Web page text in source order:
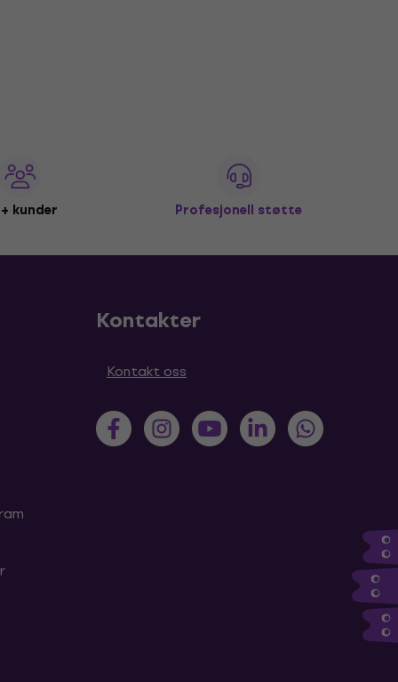
kunder Profesjonell støtte
Kontakter
Kontakt oss